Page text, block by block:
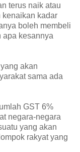
terus naik atau
kenaikan kadar
boleh membeli
apa kesannya
akan
sama ada
GST 6%
negara-negara
yang akan
rakyat yang